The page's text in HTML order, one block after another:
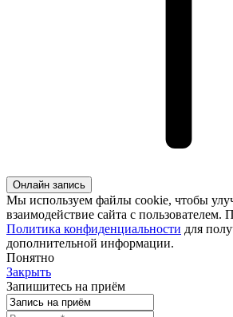
Онлайн запись
Мы используем файлы cookie, чтобы
взаимодействие сайта с пользователем.
Политика конфиденциальности для
дополнительной информации.
Понятно
Закрыть
Запишитесь на приём